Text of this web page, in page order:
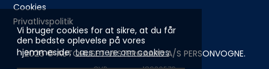
Vi bruger cookies for at sikre, at du får
den bedste oplevelse på vores
hjemmeside.Læs mere om cookies
Cookies
Privatlivspolitik
2026 © AUTOHUSET VESTERGAARD A/S PERSONVOGNE.